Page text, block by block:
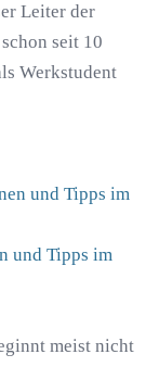
Leiter der
seit 10
Werkstudent
und Tipps im
meist nicht